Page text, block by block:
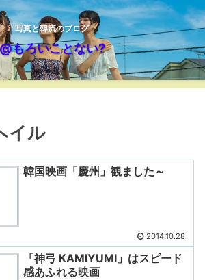
写真と韓流のブログ
もろいことない?
イル
韓国映画「慶州」観ました～
2014.10.28
「神弓 KAMIYUMI」はスピード
感あふれる映画